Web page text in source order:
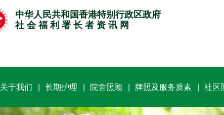
中华人民共和国香港特别行政区政府
社 会 福 利 署 长 者 资 讯 网
关于我们 长期护理 院舍照顾 牌照及服务质素 社区